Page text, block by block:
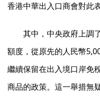
香港中華出入口商會對此
其中，中央政府上調
額度，從原先的人民幣
繼續保留在出入境口岸免
商品的政策。這一舉措無